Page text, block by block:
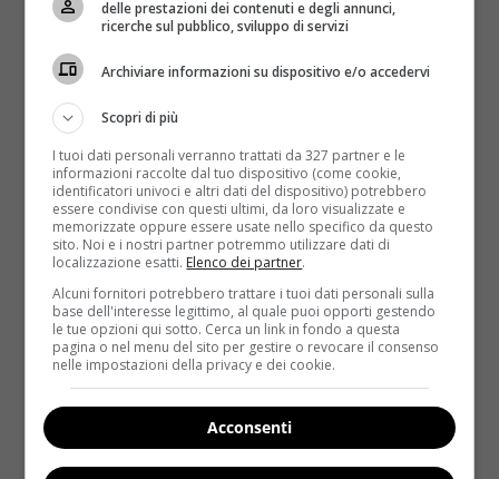
con le fruste (meglio se elettriche) per qualche
minuto. Se il caffè è troppo forte diluire con acqua
tiepida e aggiungerlo al composto di yogurt e miele.
Montare gli albumi a neve
delicatamente al composto di yogurt muovendo la
spatola lecca-piatto dall’alto verso il basso per non
smontare gli albumi. Suddividere la mousse in
quattro porzioni, guarnire con qualchechicco di
caffèe lasciare addensare in frigo per circa tre ore.
delle prestazioni dei contenuti e degli annunci,
ricerche sul pubblico, sviluppo di servizi
Archiviare informazioni su dispositivo e/o accedervi
Scopri di più
I tuoi dati personali verranno trattati da 327 partner e le
informazioni raccolte dal tuo dispositivo (come cookie,
identificatori univoci e altri dati del dispositivo) potrebbero
essere condivise con questi ultimi, da loro visualizzate e
memorizzate oppure essere usate nello specifico da questo
sito. Noi e i nostri partner potremmo utilizzare dati di
localizzazione esatti. Elenco dei partner.
Alcuni fornitori potrebbero trattare i tuoi dati personali sulla
base dell'interesse legittimo, al quale puoi opporti gestendo
le tue opzioni qui sotto. Cerca un link in fondo a questa
pagina o nel menu del sito per gestire o revocare il consenso
nelle impostazioni della privacy e dei cookie.
Acconsenti